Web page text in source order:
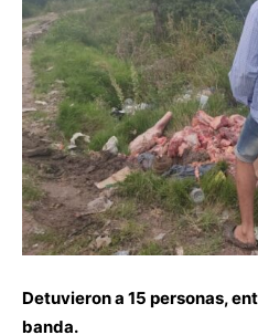
Detuvieron a 15 personas,
banda.